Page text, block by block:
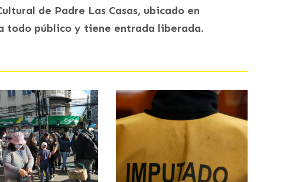
de Padre Las Casas, ubicado en
todo público y tiene entrada liberada.